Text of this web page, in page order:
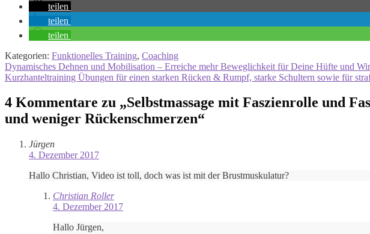
teilen
teilen
teilen
Kategorien: Funktionelles Training, Coaching
Beitragsnavigation
Vorheriger
Beitrag:
Dynamisches Dehnen und Mobilisation – Erreiche mehr Beweglichkeit für Deine Hüfte und
Nächster
Kurzhanteltraining Übungen für einen starken Rücken & Rumpf, starke Schultern sowie für
4 Kommentare zu „Selbstmassage mit Faszienrolle und
und weniger Rückenschmerzen“
Jürgen
4. Dezember 2017
Hallo Christian, Video ist toll, doch was ist mit der Brustmuskulatur?
Christian Roller
4. Dezember 2017
Hallo Jürgen,